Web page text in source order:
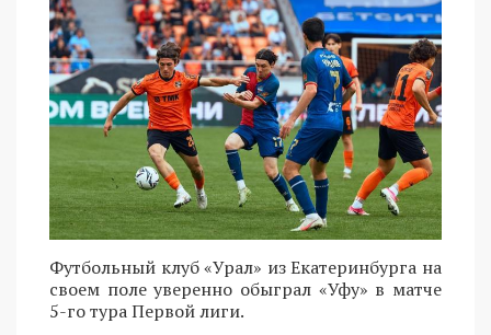
Футбольный клуб «Урал» из Екатеринбурга на
своем поле уверенно обыграл «Уфу» в матче
5-го тура Первой лиги.